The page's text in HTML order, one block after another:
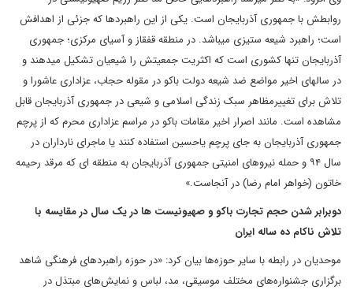
روابطش با جمهوری آذربایجان است. یکی از این راهبردها که جزئی از اهدافش
است؛ راهبرد شیعه ستیزی می‎باشد. در منطقه قفقاز و آسیای مرکزی؛ جمهوری
آذربایجان تنها کشوری است که اکثریت جمعیتش را شیعیان تشکیل می‎دهند و
در سال‎های اخیر مواضع ضد شیعه دولت باکو در مقوله حجاب، عزاداری عاشورا و
تلاش برای تغییرمظاهر سبک زندگی اسلامی و شیعی در جمهوری آذربایجان قابل
مشاهده است. مانند اصرار اخیر مقامات باکو در مراسم عزاداری محرم که از پرچم
جمهوری آذربایجان به جای پرچم یاحسین استفاده کنند یا ماجرای نارداران در
سال ۹۴ و حمله نیروهای امنیتی جمهوری آذربایجان به منطقه ای که مرقد رحیمه
خاتون (خواهر امام رضا) در آنجاست.»
دوبرابر شدن حجم تجارت باکو و صهیونیست ها در یک سال در مقایسه با
تلاش ناکام ده ساله ایران
موحدیان در رابطه با سایر حوزه‌ها بیان کرد: «در حوزه راهبردهای فرهنگی شاهد
برگزاری جشنواره‌های مختلف موسیقی، مد، لباس و نمایش‌های مبتذل در